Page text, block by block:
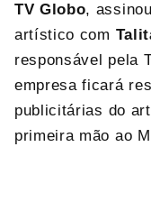
TV Globo,
artístico com
responsável pela
empresa ficará
publicitárias do
primeira mão ao